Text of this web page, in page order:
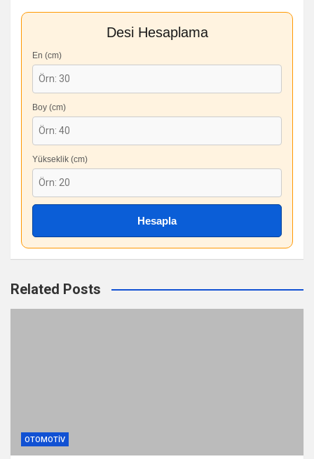
Desi Hesaplama
En (cm)
Boy (cm)
Yükseklik (cm)
Hesapla
Related Posts
OTOMOTIV